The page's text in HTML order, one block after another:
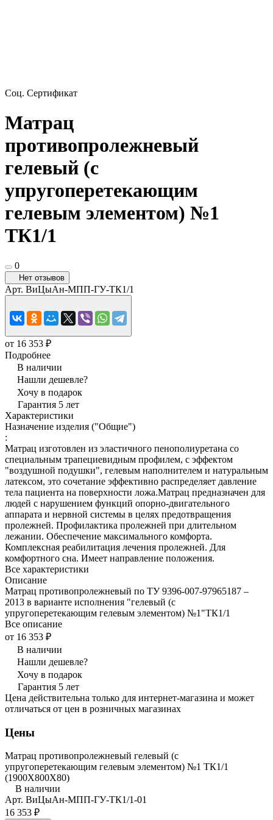
Соц. Сертификат
Матрац
противопролежневый
гелевый (с
упругоперетекающим
гелевым элементом) №1
ТК1/1
0
Нет отзывов
Арт. ВиЦыАн-МПП-ГУ-ТК1/1
от 16 353 ₽
Подробнее
В наличии
Нашли дешевле?
Хочу в подарок
Гарантия 5 лет
Характеристики
Назначение изделия ("Общие")
:
Матрац изготовлен из эластичного пенополиуретана со
специальным трапециевидным профилем, с эффектом
"воздушной подушки", гелевым наполнителем и натуральным
латексом, это сочетание эффективно распределяет давление
тела пациента на поверхности ложа.Матрац предназначен для
людей с нарушением функций опорно-двигательного
аппарата и нервной системы в целях предотвращения
пролежней. Профилактика пролежней при длительном
лежании. Обеспечение максимального комфорта.
Комплексная реабилитация лечения пролежней. Для
комфортного сна. Имеет направление положения.
Все характеристики
Описание
Матрац противопролежневый по ТУ 9396-007-97965187 –
2013 в варианте исполнения "гелевый (с
упругоперетекающим гелевым элементом) №1"ТК1/1
Все описание
от 16 353 ₽
В наличии
Нашли дешевле?
Хочу в подарок
Гарантия 5 лет
Цена действительна только для интернет-магазина и может
отличаться от цен в розничных магазинах
Цены
Матрац противопролежневый гелевый (с
упругоперетекающим гелевым элементом) №1 ТК1/1
(1900Х800Х80)
В наличии
Арт. ВиЦыАн-МПП-ГУ-ТК1/1-01
16 353 ₽